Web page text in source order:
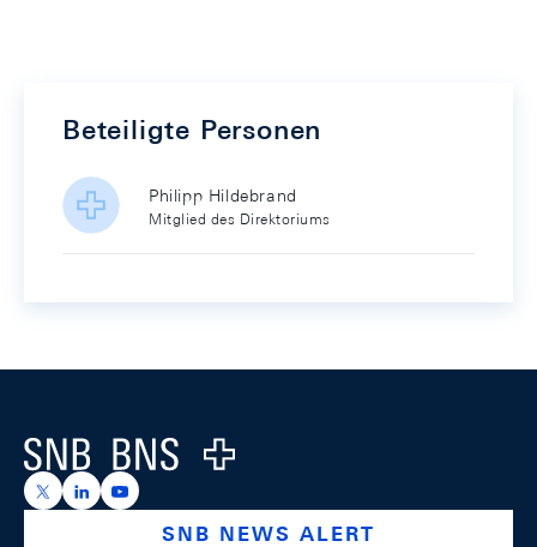
Beteiligte Personen
Philipp Hildebrand
Mitglied des Direktoriums
Logo
https://x.com/snb_bns
https://ch.linkedin.com/company/swiss-national-
https://www.youtube.com/@swissnationalbank
SNB NEWS ALERT